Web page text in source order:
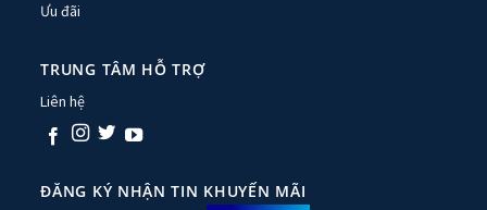
Ưu đãi
TRUNG TÂM HỖ TRỢ
Liên hệ
ĐĂNG KÝ NHẬN TIN KHUYẾN MÃI